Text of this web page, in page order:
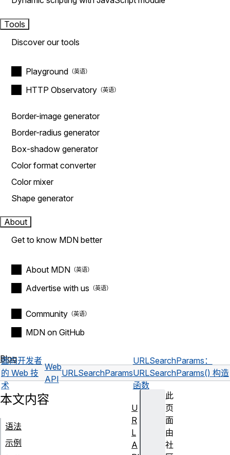
Tools
Discover our tools
Playground
HTTP Observatory
Border-image generator
Border-radius generator
Box-shadow generator
Color format converter
Color mixer
Shape generator
About
Get to know MDN better
About MDN
Advertise with us
Community
MDN on GitHub
Blog
面向开发者
的 Web 技
术
Web
API
URLSearchParams
URLSearchParams：
URLSearchParams() 构造
函数
此
页
面
由
社
本文内容
语法
示例
U
R
L
A